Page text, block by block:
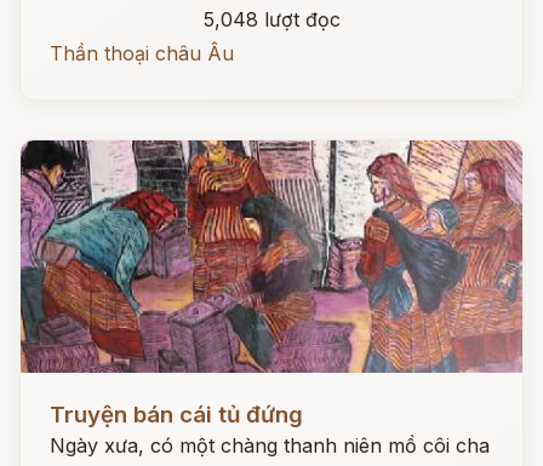
5,048 lượt đọc
Thần thoại châu Âu
Truyện bán cái tủ đứng
Ngày xưa, có một chàng thanh niên mồ côi cha